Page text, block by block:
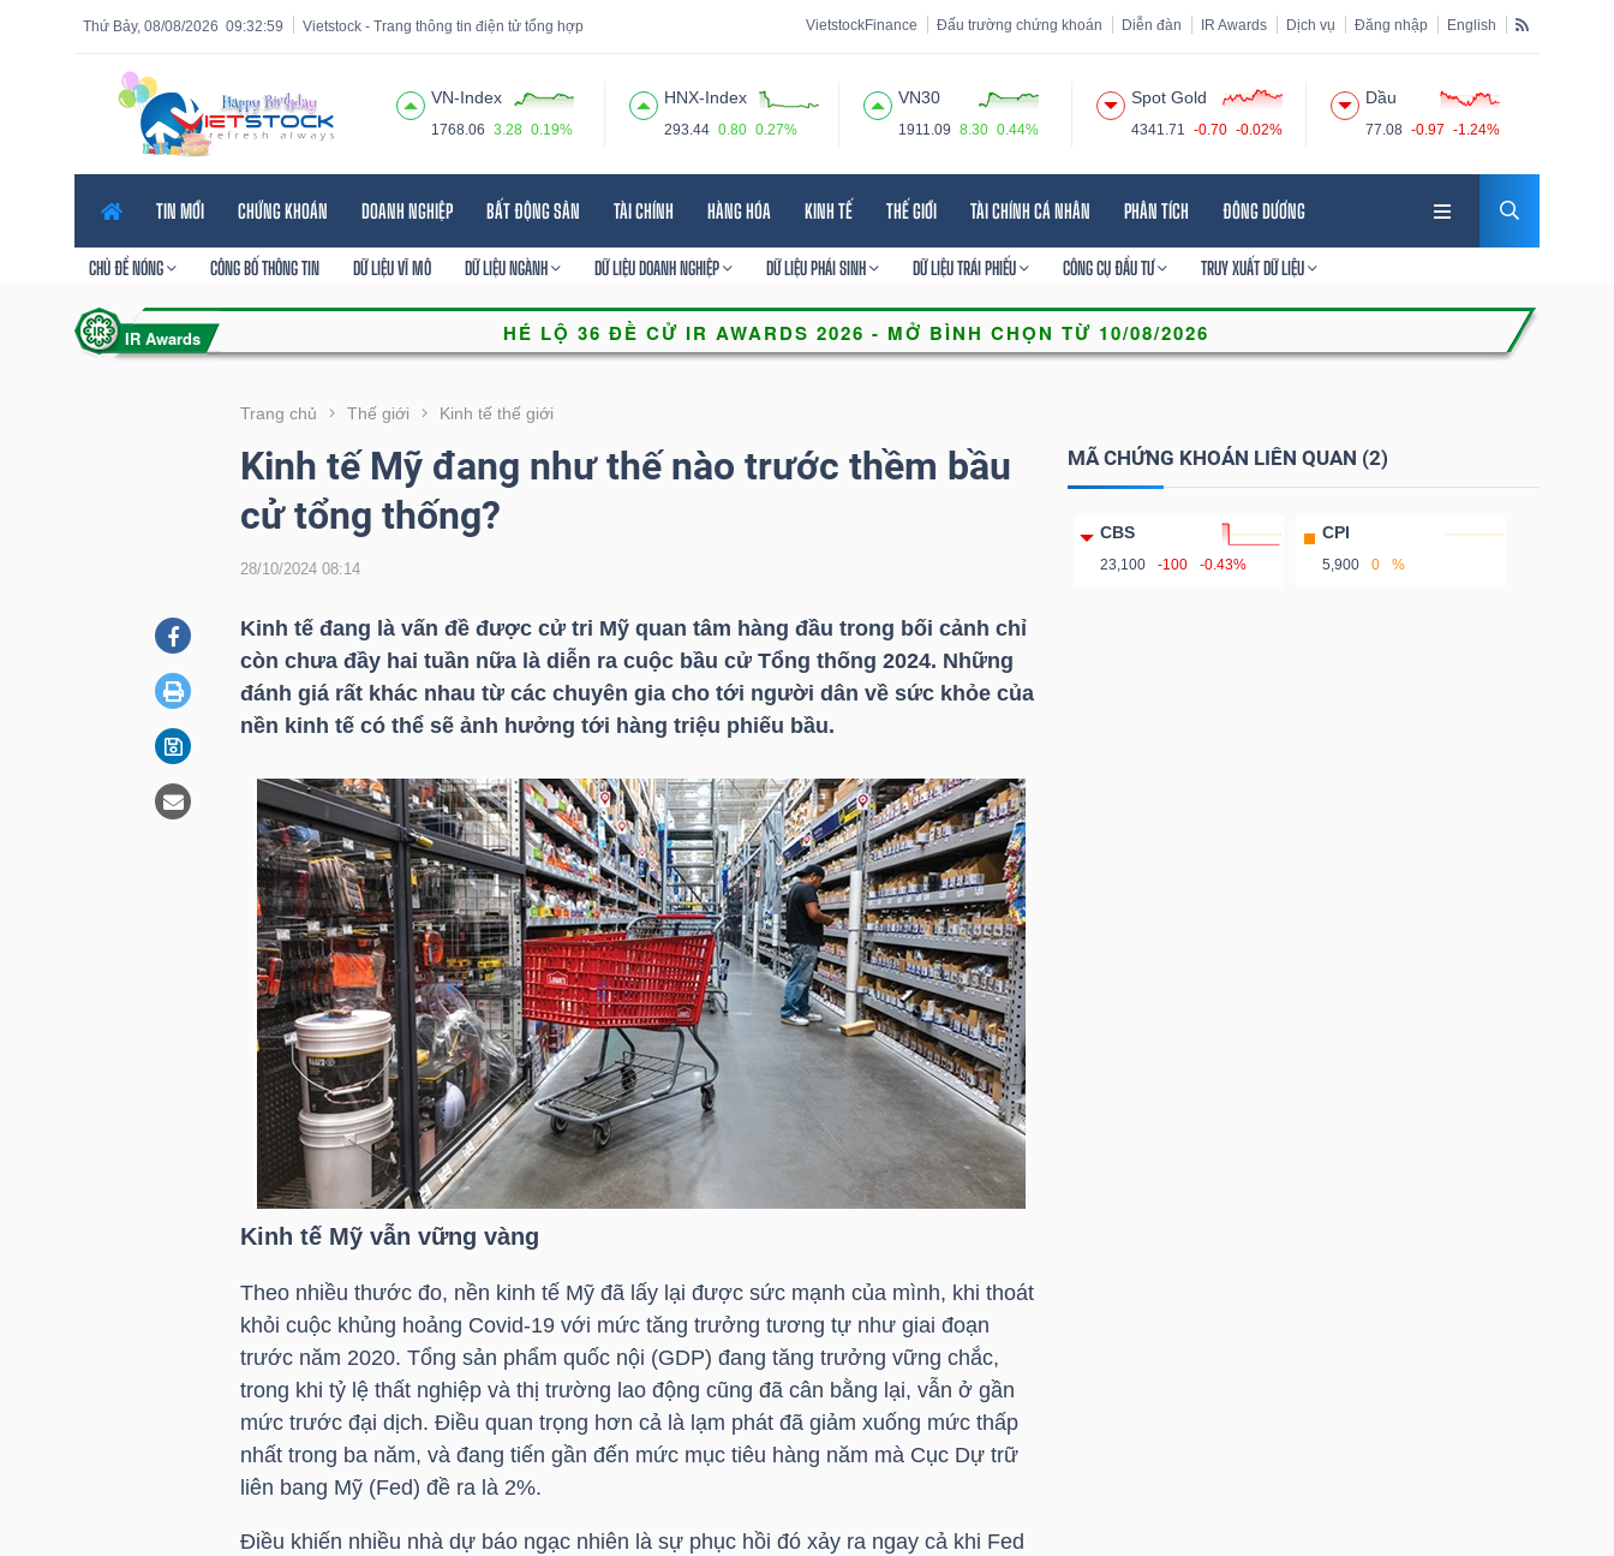
09:33:00
Thứ Bảy, 08/08/2026 Vietstock - Trang thông tin điện tử tổng hợp VietstockFinance Đấu trường chứng khoán Diễn đàn IR Awards Dịch vụ Đăng nhập English
VN-Index
1768.06 3.28 0.19%
HNX-Index
293.44 0.80 0.27%
VN30
1911.09 8.30 0.44%
Spot Gold
4341.71 -0.70 -0.02%
Dầu
77.08 -0.97 -1.24%
TIN MỚI CHỨNG KHOÁN DOANH NGHIỆP BẤT ĐỘNG SẢN TÀI CHÍNH HÀNG HÓA KINH TẾ THẾ GIỚI TÀI CHÍNH CÁ NHÂN PHÂN TÍCH ĐÔNG DƯƠNG
CHỦ ĐỀ NÓNG CÔNG BỐ THÔNG TIN DỮ LIỆU VĨ MÔ DỮ LIỆU NGÀNH DỮ LIỆU DOANH NGHIỆP DỮ LIỆU PHÁI SINH DỮ LIỆU TRÁI PHIẾU CÔNG CỤ ĐẦU TƯ TRUY XUẤT DỮ LIỆU
Trang chủ Thế giới Kinh tế thế giới
Kinh tế Mỹ đang như thế nào trước thềm bầu
cử tổng thống?
28/10/2024 08:14
Kinh tế đang là vấn đề được cử tri Mỹ quan tâm hàng đầu trong bối cảnh chỉ
còn chưa đầy hai tuần nữa là diễn ra cuộc bầu cử Tổng thống 2024. Những
đánh giá rất khác nhau từ các chuyên gia cho tới người dân về sức khỏe của
nền kinh tế có thể sẽ ảnh hưởng tới hàng triệu phiếu bầu.
Kinh tế Mỹ vẫn vững vàng
Theo nhiều thước đo, nền kinh tế Mỹ đã lấy lại được sức mạnh của mình, khi thoát
khỏi cuộc khủng hoảng Covid-19 với mức tăng trưởng tương tự như giai đoạn
trước năm 2020. Tổng sản phẩm quốc nội (GDP) đang tăng trưởng vững chắc,
trong khi tỷ lệ thất nghiệp và thị trường lao động cũng đã cân bằng lại, vẫn ở gần
mức trước đại dịch. Điều quan trọng hơn cả là lạm phát đã giảm xuống mức thấp
nhất trong ba năm, và đang tiến gần đến mức mục tiêu hàng năm mà Cục Dự trữ
liên bang Mỹ (Fed) đề ra là 2%.
Điều khiến nhiều nhà dự báo ngạc nhiên là sự phục hồi đó xảy ra ngay cả khi Fed
MÃ CHỨNG KHOÁN LIÊN QUAN (2)
CBS
23,100 -100 -0.43%
CPI
5,900 0 %
Tính năng
năng
VIETSTOCK